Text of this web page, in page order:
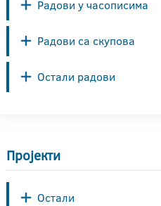
Радови у часописима
Радови са скупова
Остали радови
Пројекти
Остали